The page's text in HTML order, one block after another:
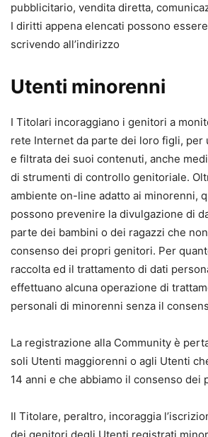
pubblicitario, vendita diretta,
I diritti appena elencati possono
scrivendo all’indirizzo
Utenti minorenni
I Titolari incoraggiano i genitori a
rete Internet da parte dei loro figli, per
e filtrata dei suoi contenuti, anche
di strumenti di controllo genitoriale.
ambiente on-line adatto ai minorenni,
possono prevenire la divulgazione di
parte dei bambini o dei ragazzi che
consenso dei propri genitori. Per
raccolta ed il trattamento di dati
effettuano alcuna operazione di
personali di minorenni senza il
La registrazione alla Community è
soli Utenti maggiorenni o agli Utenti
14 anni e che abbiamo il consenso dei
Il Titolare, peraltro, incoraggia